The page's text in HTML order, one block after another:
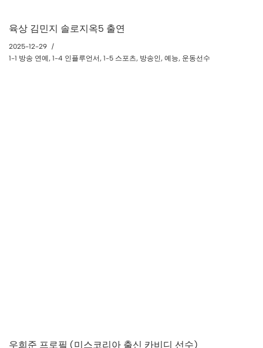
육상 김민지 솔로지옥5 출연
2025-12-29
1-1 방송 연예, 1-4 인플루언서, 1-5 스포츠, 방송인, 예능, 운동선수
우희준 프로필 (미스코리아 출신 카비디 선수)